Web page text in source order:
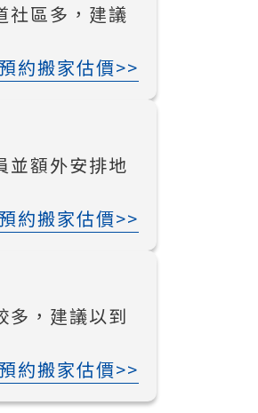
社區多，建議
約搬家估價>>
並額外安排地
約搬家估價>>
多，建議以到
約搬家估價>>